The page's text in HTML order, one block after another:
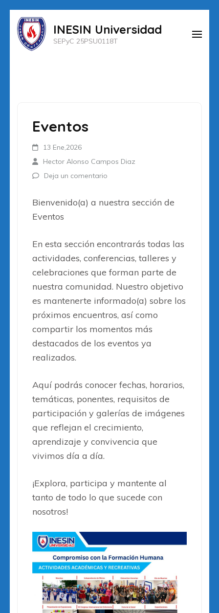
Saltar
contenido
INESIN Universidad
SEPyC 25PSU0118T
Eventos
13 Ene,2026
Hector Alonso Campos Diaz
Deja un comentario
Bienvenido(a) a nuestra sección de
Eventos
En esta sección encontrarás todas las
actividades, conferencias, talleres y
celebraciones que forman parte de
nuestra comunidad. Nuestro objetivo
es mantenerte informado(a) sobre los
próximos encuentros, así como
compartir los momentos más
destacados de los eventos ya
realizados.
Aquí podrás conocer fechas, horarios,
temáticas, ponentes, requisitos de
participación y galerías de imágenes
que reflejan el crecimiento,
aprendizaje y convivencia que
vivimos día a día.
¡Explora, participa y mantente al
tanto de todo lo que sucede con
nosotros!